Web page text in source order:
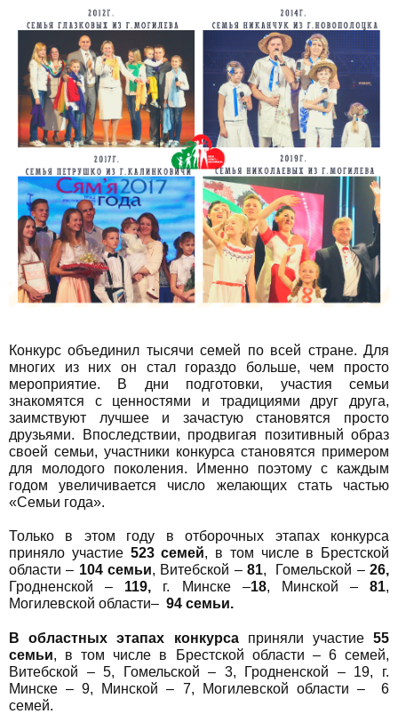
Конкурс объединил тысячи семей по всей стране. Для
многих из них он стал гораздо больше, чем просто
мероприятие. В дни подготовки, участия семьи
знакомятся с ценностями и традициями друг друга,
заимствуют лучшее и зачастую становятся просто
друзьями. Впоследствии, продвигая позитивный образ
своей семьи, участники конкурса становятся примером
для молодого поколения. Именно поэтому с каждым
годом увеличивается число желающих стать частью
«Семьи года».
Только в этом году в отборочных этапах конкурса
приняло участие 523 семей, в том числе в Брестской
области – 104 семьи, Витебской – 81, Гомельской –26,
Гродненской – 119, г. Минске –18, Минской – 81,
Могилевской области– 94 семьи.
В областных этапах конкурсаприняли участие 55
семьи, в том числе в Брестской области – 6 семей,
Витебской – 5, Гомельской – 3, Гродненской – 19, г.
Минске – 9, Минской – 7, Могилевской области – 6
семей.